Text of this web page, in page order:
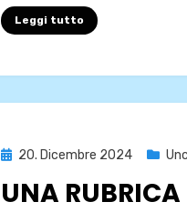
Leggi tutto
Pubblicato
20. Dicembre 2024
UNA RUBRICA